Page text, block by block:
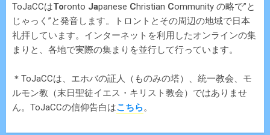
ToJaCCはToronto Japanese Christian Community の略で”と
じゃっく”と発音します。トロントとその周辺の地域で日本
礼拝しています。インターネットを利用したオンラインの集
まりと、各地で実際の集まりを並行して行っています。
＊ToJaCCは、エホバの証人（ものみの塔）、統一教会、モ
ルモン教（末日聖徒イエス・キリスト教会）ではありませ
ん。ToJaCCの信仰告白はこちら。